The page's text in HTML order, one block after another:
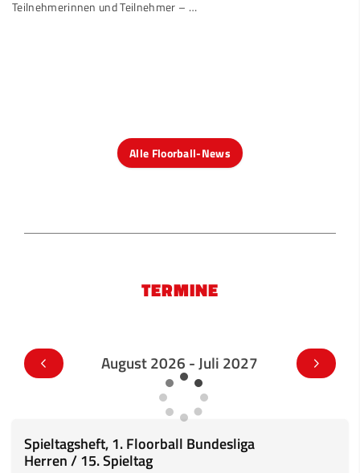
Teilnehmerinnen und Teilnehmer – …
Alle Floorball-News
TERMINE
August 2026 - Juli 2027
Spieltagsheft, 1. Floorball Bundesliga
Herren / 15. Spieltag